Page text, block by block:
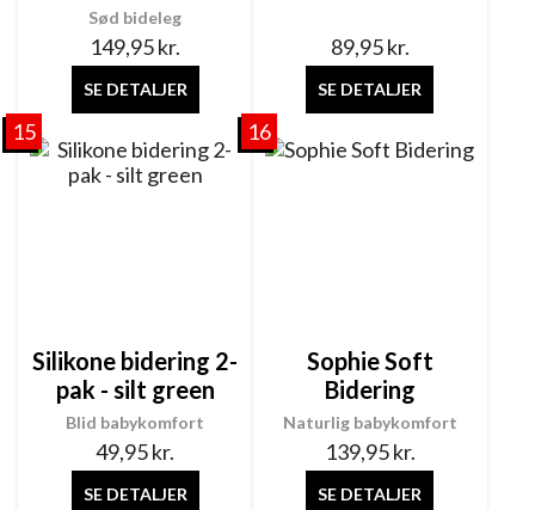
Sød bideleg
149,95kr.
SE DETALJER
89,95kr.
SE DETALJER
15
Blid babykomfort
Silikone bidering 2-
pak - silt green
49,95kr.
SE DETALJER
16
Naturlig babykomfort
Sophie Soft
Bidering
139,95kr.
SE DETALJER